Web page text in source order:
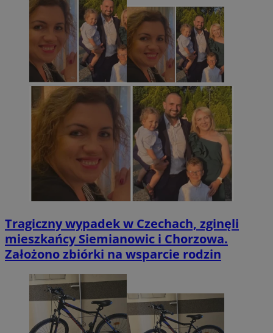
Tragiczny wypadek w Czechach, zginęli
mieszkańcy Siemianowic i Chorzowa.
Założono zbiórki na wsparcie rodzin